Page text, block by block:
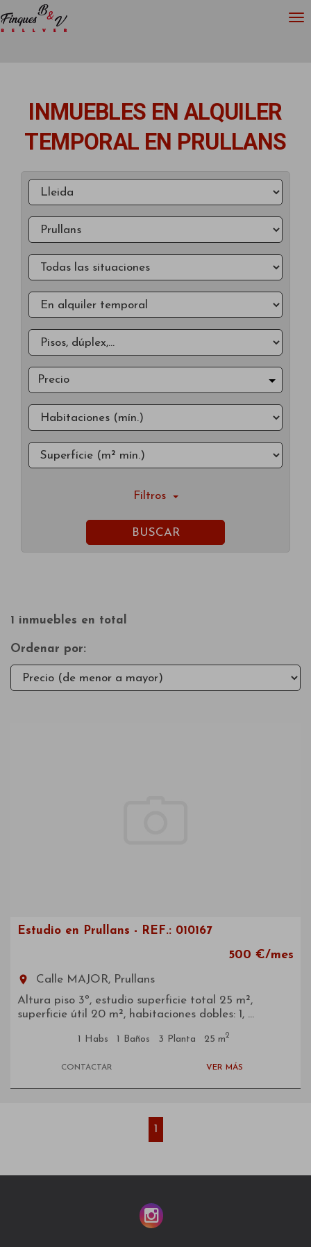
INMUEBLES EN ALQUILER
TEMPORAL EN PRULLANS
Precio
Filtros
BUSCAR
1 inmuebles en total
Ordenar por:
Estudio en Prullans - REF.: 010167
500 €/mes
room
Calle MAJOR, Prullans
Altura piso 3º, estudio superficie total 25 m²,
superficie útil 20 m², habitaciones dobles: 1, ...
1 Habs 1 Baños 3 Planta 25 m2
CONTACTAR VER MÁS
1